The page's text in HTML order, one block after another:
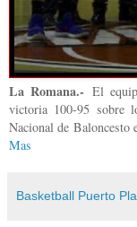
La Romana.- El
victoria 100-95 sobre
Nacional de Baloncesto
Mas
Basketball Puerto